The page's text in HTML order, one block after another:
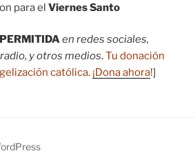
para el Viernes Santo
en redes sociales,
y otros medios.Tu donación
católica. ¡Dona ahora!]